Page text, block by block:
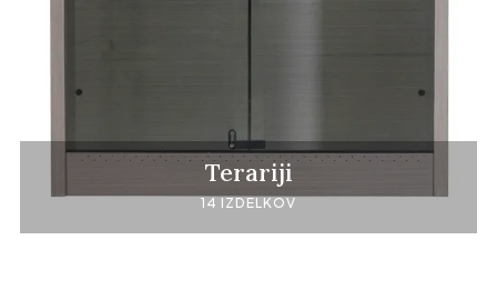
Terariji
14 IZDELKOV